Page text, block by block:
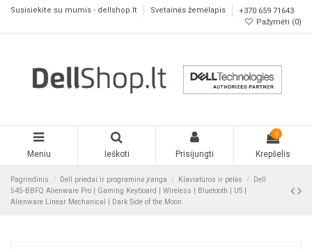
Susisiekite su mumis - dellshop.lt Svetainės žemėlapis
+370 659 71643
Pažymėti (0)
Meniu Ieškoti Prisijungti
0
Krepšelis
Pagrindinis Dell priedai ir programinė įranga Klaviatūros ir pelės
Dell
545-BBFQ Alienware Pro | Gaming Keyboard | Wireless | Bluetooth | US |
Alienware Linear Mechanical | Dark Side of the Moon